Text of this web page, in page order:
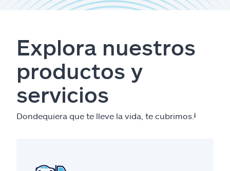
Explora nuestros
productos y
servicios
Dondequiera que te lleve la vida, te cubrimos. ⱡ